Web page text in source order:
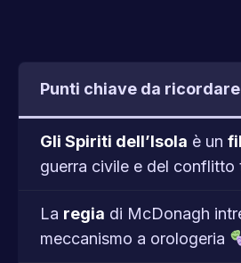
Punti chiave da ricordare
Gli Spiriti dell’Isola è un
guerra civile e del conflitto
La regia di McDonagh
meccanismo a orologeria